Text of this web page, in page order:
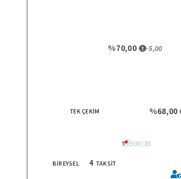
%70,00 -5,00
TEK ÇEKİM %68,00
BİREYSEL 4 TAKSİT